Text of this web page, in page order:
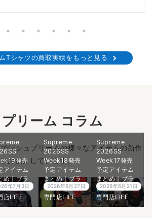
Tシャツの買取実績をもっと見る
リーム コラム
はシュプリームの様々なアイテムの新作
お伝えしています。
発売
アイテム
め｜ブラ
古着買取
店LIFE
年7月3日
Supreme
2026SS
Week18発売
予定アイテム
まとめ｜ブラ
ンド古着買取
専門店LIFE
2026年6月27日
Supreme
2026SS
Week17発売
予定アイテム
まとめ｜ブラ
ンド古着買取
専門店LIFE
2026年6月21日